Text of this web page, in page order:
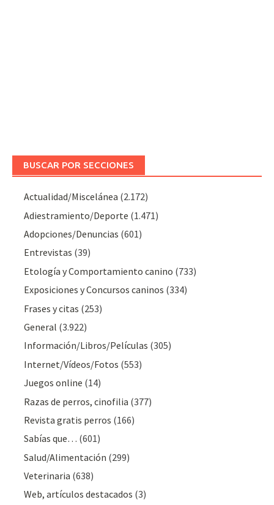
BUSCAR POR SECCIONES
Actualidad/Miscelánea (2.172)
Adiestramiento/Deporte (1.471)
Adopciones/Denuncias (601)
Entrevistas (39)
Etología y Comportamiento canino (733)
Exposiciones y Concursos caninos (334)
Frases y citas (253)
General (3.922)
Información/Libros/Películas (305)
Internet/Vídeos/Fotos (553)
Juegos online (14)
Razas de perros, cinofilia (377)
Revista gratis perros (166)
Sabías que… (601)
Salud/Alimentación (299)
Veterinaria (638)
Web, artículos destacados (3)